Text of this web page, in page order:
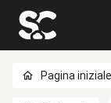
Pagina iniziale